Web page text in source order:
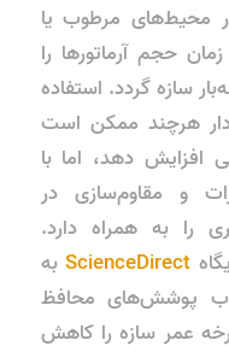
محیط‌های مرطوب یا
حجم آرماتورها را
سازه گردد. استفاده
هرچند ممکن است
افزایش دهد، اما با
و مقاوم‌سازی در
را به همراه دارد.
ScienceDirectبه
پوشش‌های محافظ
عمر سازه را کاهش